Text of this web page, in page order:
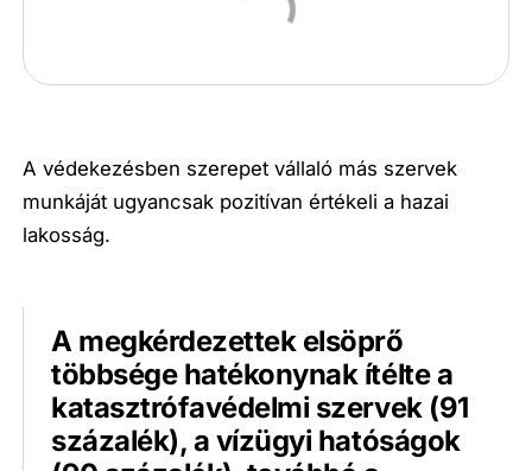
A védekezésben szerepet vállaló más szervek
munkáját ugyancsak pozitívan értékeli a hazai
lakosság.
A megkérdezettek elsöprő
többsége hatékonynak ítélte a
katasztrófavédelmi szervek (91
százalék), a vízügyi hatóságok